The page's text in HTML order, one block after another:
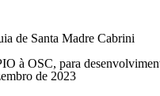
de Santa Madre Cabrini
à OSC, para
de 2023